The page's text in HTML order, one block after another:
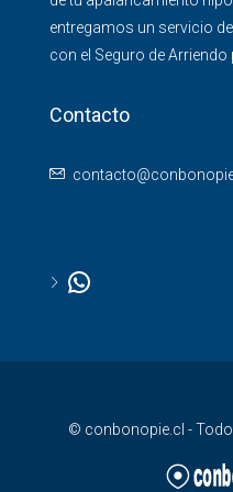
entregamos un servicio
con el Seguro de Arriendo
Contacto
© conbonopie.cl -